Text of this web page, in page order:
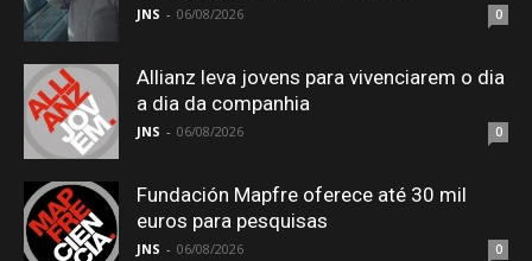
JNS - 06/08/2026 0
Allianz leva jovens para vivenciarem o dia
a dia da companhia
JNS - 06/08/2026 0
Fundación Mapfre oferece até 30 mil
euros para pesquisas
JNS - 06/08/2026 0